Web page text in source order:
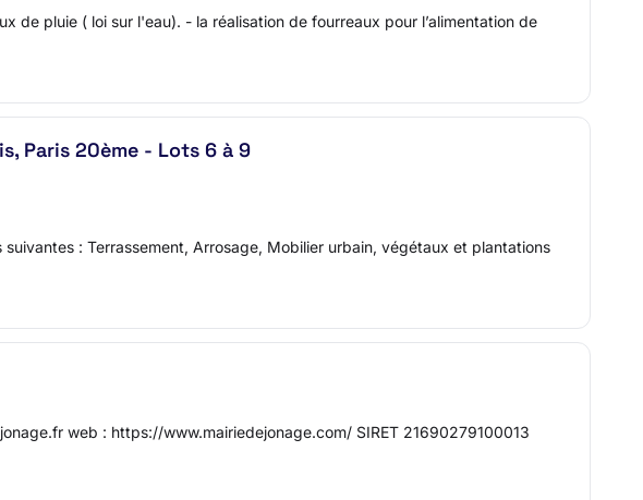
de pluie ( loi sur l'eau). - la réalisation de fourreaux pour l’alimentation de
Paris 20ème - Lots 6 à 9
: Terrassement, Arrosage, Mobilier urbain, végétaux et plantations
web : https://www.mairiedejonage.com/ SIRET 21690279100013